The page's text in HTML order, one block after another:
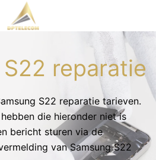
reparatie
S22 reparatie tarieven.
die hieronder niet is
bericht sturen via de
van Samsung S22